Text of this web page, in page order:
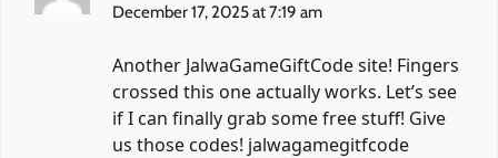
December 17, 2025 at 7:19 am
Another JalwaGameGiftCode site! Fingers
crossed this one actually works. Let’s see
if I can finally grab some free stuff! Give
us those codes! jalwagamegitfcode